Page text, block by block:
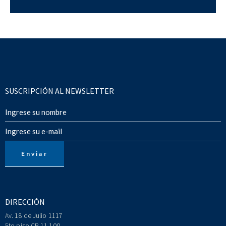
SUSCRIPCIÓN AL NEWSLETTER
DIRECCIÓN
Av. 18 de Julio 1117